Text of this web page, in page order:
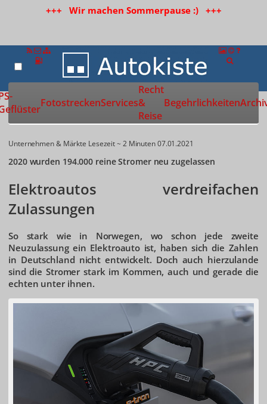
+++ Wir machen Sommerpause :) +++
Zur Startseite
FotostreckenServices
Recht
&
Reise
Begehrlichkeiten
Unternehmen & Märkte Lesezeit ~ 2 Minuten07.01.2021
2020 wurden 194.000 reine Stromer neu zugelassen
Elektroautos verdreifachen
Zulassungen
So stark wie in Norwegen, wo schon jede zweite
Neuzulassung ein Elektroauto ist, haben sich die Zahlen
in Deutschland nicht entwickelt. Doch auch hierzulande
sind die Stromer stark im Kommen, auch und gerade die
echten unter ihnen.